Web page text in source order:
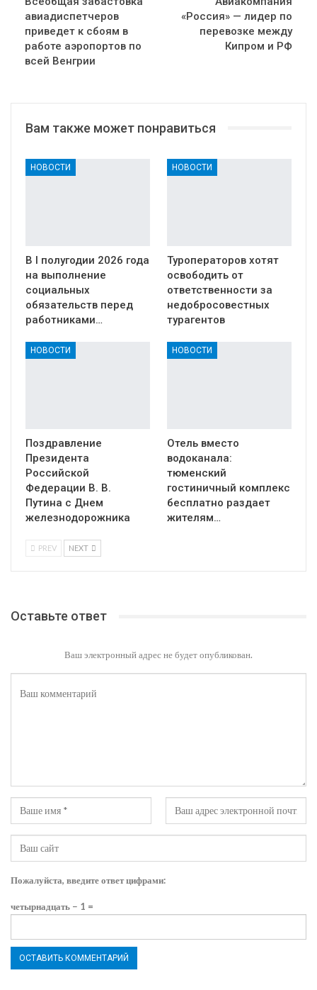
авиадиспетчеров
приведет к сбоям в
работе аэропортов по
всей Венгрии
«Россия» — лидер по
перевозке между
Кипром и РФ
Вам также может понравиться
НОВОСТИ
В I полугодии 2026 года
на выполнение
социальных
обязательств перед
работниками…
НОВОСТИ
Туроператоров хотят
освободить от
ответственности за
недобросовестных
турагентов
НОВОСТИ
Поздравление
Президента
Российской
Федерации В. В.
Путина с Днем
железнодорожника
НОВОСТИ
Отель вместо
водоканала:
тюменский
гостиничный комплекс
бесплатно раздает
жителям…
PREV NEXT
Оставьте ответ
Ваш электронный адрес не будет опубликован.
Пожалуйста, введите ответ цифрами:
четырнадцать − 1 =